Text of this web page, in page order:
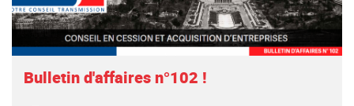
Bulletin d'affaires n°102 !